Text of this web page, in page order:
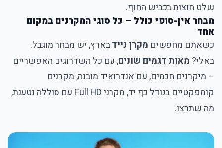
שלט חוצות בכביש החוף.
מבחר אין-סופי כולל – כל סוגי המקרנים במקום
אחד
כשאתם מחפשים מקרן ניידבארץ, יש מבחר מוגבל.
באלי? מאות דגמים שונים, עם כל השדרוגים האפשריים
– מיקרנים חכמים, עם אנדרואיד מובנה, מקרנים
קומפקטיים בגודל כף יד, מקרני Full HD עם סוללה נטענת,
מה שתרצו.